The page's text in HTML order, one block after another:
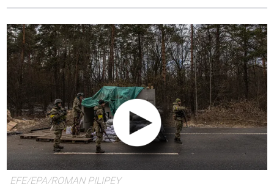
EFE/EPA/ROMAN PILIPEY